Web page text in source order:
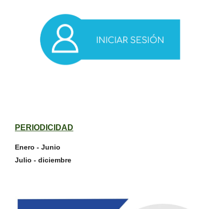
PERIODICIDAD
Enero - Junio
Julio - diciembre